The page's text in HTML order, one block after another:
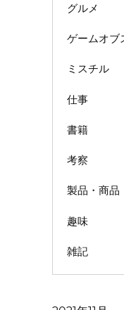
グルメ
ゲームオブ
ミスチル
仕事
書籍
考察
製品・商品
趣味
雑記